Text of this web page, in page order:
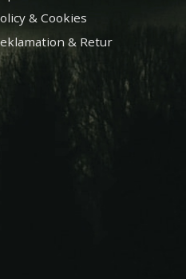
& Cookies
& Retur